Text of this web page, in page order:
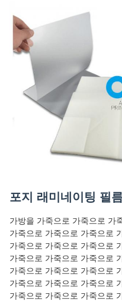
포지 래미네이팅 필
가방을 가죽으로 가죽으로 가
가죽으로 가죽으로 가죽으로
가죽으로 가죽으로 가죽으로
가죽으로 가죽으로 가죽으로
가죽으로 가죽으로 가죽으로
가죽으로 가죽으로 가죽으로
가죽으로 가죽으로 가죽으로